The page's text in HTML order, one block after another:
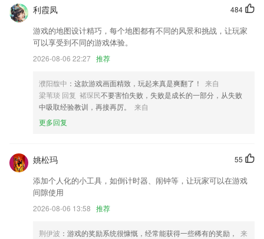
澳门波音网址更新了什么?
优化驾照认证；
优化了传记故事卡片显示。
强重要消息的通知，帮助用户不轻易错过任何重要消息。
个人信息：专属信息 一码通城
修复取下一帧时可能队列为空的问题;
以上就是澳门波音网址的介绍，如果您喜欢这款软件，您可以到应用商店
进行打分评论，说出您的使用经历，以帮助我们更好的对产品进行优化修
484
利霞凤
游戏的地图设计精巧，每个地图都有不同的风景和挑战，让玩家
可以享受到不同的游戏体验。
2026-08-06 22:27 推荐
濮阳馥中 ：这款游戏画面精致，玩起来真是爽翻了！
来自
梁苇琰 回复 褚琛民不要害怕失败，失败是成长的一部分，从失败
中吸取经验教训，再接再厉。
来自
更多回复
55
姚松玛
添加个人化的小工具，如倒计时器、闹钟等，让玩家可以在游戏
间隙使用
2026-08-06 13:58 推荐
荆伊波 ：游戏的奖励系统很慷慨，经常能获得一些稀有的奖励，
来